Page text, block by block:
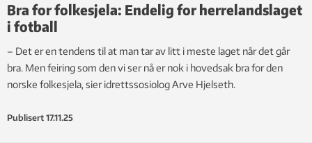
Bra for folkesjela: Endelig for herrelandslaget
i fotball
– Det er en tendens til at man tar av litt i meste laget når det går
bra. Men feiring som den vi ser nå er nok i hovedsak bra for den
norske folkesjela, sier idrettssosiolog Arve Hjelseth.
Publisert 17.11.25